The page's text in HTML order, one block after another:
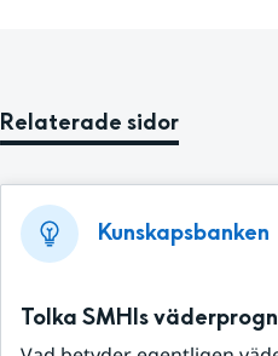
Relaterade sidor
Kunskapsbanken
Tolka SMHIs